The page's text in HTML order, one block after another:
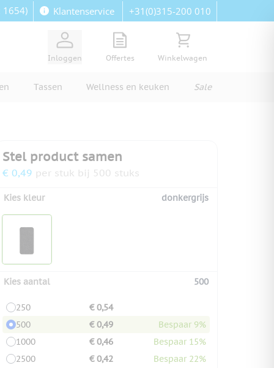
1654) Klantenservice +31(0)315-200 010
Inloggen
View quote, Quote is empty
Offertes
Bekijk winkelwagen,
Winkelwagen
Tassen Wellness en keuken Sale
Stel product samen
€ 0,49 per stuk bij 500 stuks
Kies kleur donkergrijs
Kies aantal 500
250
€ 0,54
500
€ 0,49
Bespaar 9%
1000
€ 0,46
Bespaar 15%
2500
€ 0,42
Bespaar 22%